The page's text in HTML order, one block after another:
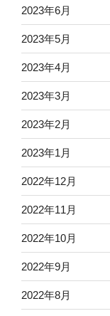
2023年6月
2023年5月
2023年4月
2023年3月
2023年2月
2023年1月
2022年12月
2022年11月
2022年10月
2022年9月
2022年8月